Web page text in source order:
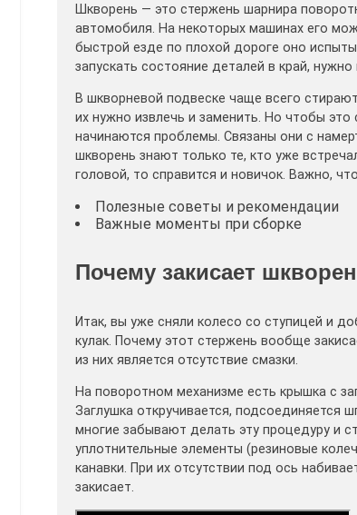
Шкворень — это стержень шарнира
автомобиля. На некоторых машинах его
быстрой езде по плохой дороге оно
запускать состояние деталей в край,
В шкворневой подвеске чаще всего
их нужно извлечь и заменить. Но чтобы
начинаются проблемы. Связаны они с
шкворень знают только те, кто уже
головой, то справится и новичок. Важно,
Полезные советы и рекомендации
Важные моменты при сборке
Почему закисает
Итак, вы уже сняли колесо со ступицей и
кулак. Почему этот стержень вообще
из них является отсутствие смазки.
На поворотном механизме есть крышка с
Заглушка откручивается, подсоединяется
многие забывают делать эту процедуру и
уплотнительные элементы (резиновые
канавки. При их отсутствии под ось
закисает.